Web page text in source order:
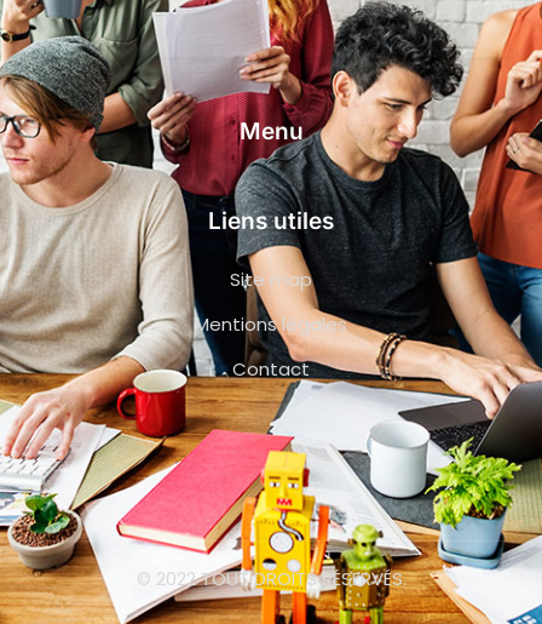
Menu
Liens utiles
Site map
Mentions légales
Contact
© 2022 TOUT DROITS RÉSERVÉS.